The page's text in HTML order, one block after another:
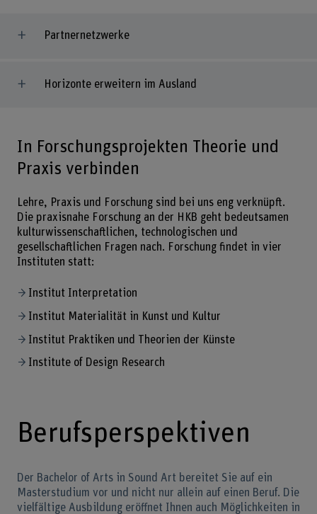
Partnernetzwerke
Horizonte erweitern im Ausland
In Forschungsprojekten Theorie und
Praxis verbinden
Lehre, Praxis und Forschung sind bei uns eng verknüpft.
Die praxisnahe Forschung an der HKB geht bedeutsamen
kulturwissenschaftlichen, technologischen und
gesellschaftlichen Fragen nach. Forschung findet in vier
Instituten statt:
Institut Interpretation
Institut Materialität in Kunst und Kultur
Institut Praktiken und Theorien der Künste
Institute of Design Research
Berufsperspektiven
Der Bachelor of Arts in Sound Art bereitet Sie auf ein
Masterstudium vor und nicht nur allein auf einen Beruf. Die
vielfältige Ausbildung eröffnet Ihnen auch Möglichkeiten in